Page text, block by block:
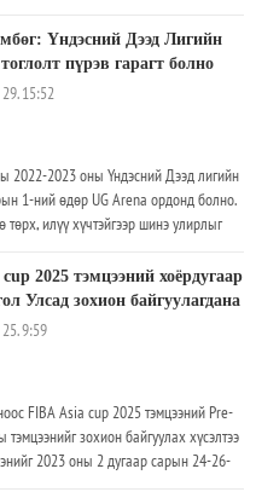
Үндэсний Дээд Лигийн
пүрэв гарагт болно
15:52
2023 оны Үндэсний Дээд лигийн
1-ний өдөр UG Arena ордонд болно.
илүү хүчтэйгээр шинэ улирлыг
– Эрдэнэтийн Уурхайчид /
Дайчид – Тэнүүн Өлзий багууд
2025 тэмцээний хоёрдугаар
Улсад зохион байгуулагдана
9:59
FIBA Asia cup 2025 тэмцээний Pre-
зохион байгуулах хүсэлтээ
2023 оны 2 дугаар сарын 24-26-